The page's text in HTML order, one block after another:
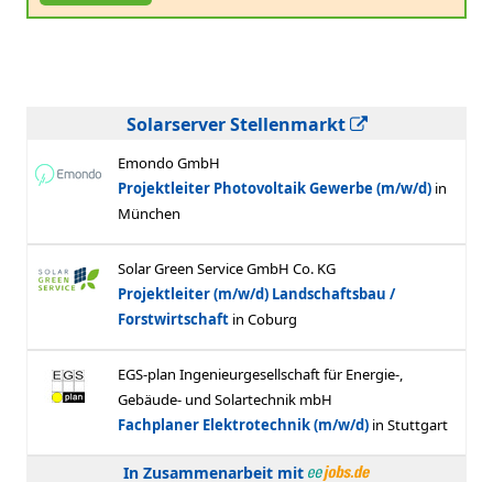
Solarserver Stellenmarkt
In Zusammenarbeit mit